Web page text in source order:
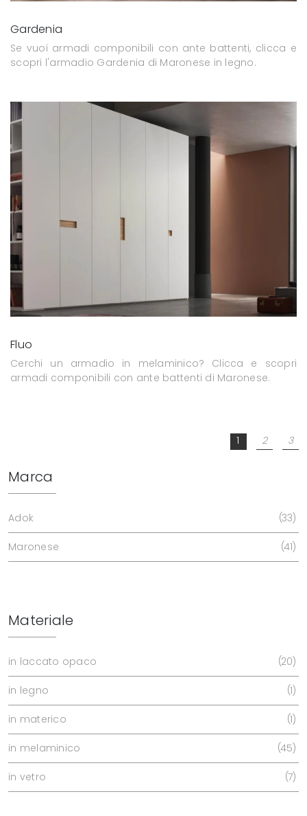
Gardenia
Se vuoi armadi componibili con ante battenti, clicca e
scopri l'armadio Gardenia di Maronese in legno.
Fluo
Cerchi un armadio in melaminico? Clicca e scopri
armadi componibili con ante battenti di Maronese.
1 2 3
Marca
Adok 33
Maronese 41
Materiale
in laccato opaco 20
in legno 1
in materico 1
in melaminico 45
in vetro 7